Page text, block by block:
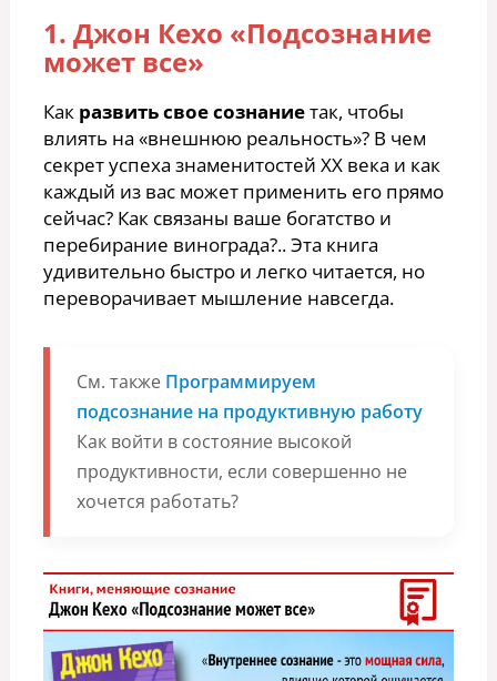
1. Джон Кехо «Подсознание
может все»
Как развить свое сознаниетак, чтобы
влиять на «внешнюю реальность»? В чем
секрет успеха знаменитостей XX века и как
каждый из вас может применить его прямо
сейчас? Как связаны ваше богатство и
перебирание винограда?.. Эта книга
удивительно быстро и легко читается, но
переворачивает мышление навсегда.
См. также Программируем
подсознание на продуктивную работу
Как войти в состояние высокой
продуктивности, если совершенно не
хочется работать?